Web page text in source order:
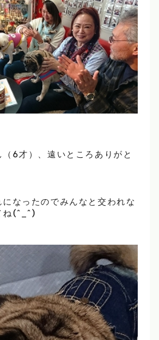
6才）、遠いところありがと
なったのでみんなと交われな
ね(^_^)